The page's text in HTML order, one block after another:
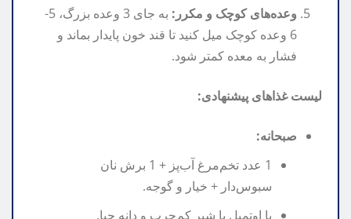
وعده‌های کوچک و مکرر:
به جای 3 وعده بزرگ، 5-
6 وعده کوچک میل کنید تا قند خون پایدار بماند و
فشار به معده کمتر شود.
لیست غذاهای پیشنهادی:
صبحانه:
1 عدد تخم‌مرغ آب‌پز + 1 برش نان
سبوس‌دار + خیار و گوجه.
یا اوتمیل با شیر کم‌چرب و دانه چیا.